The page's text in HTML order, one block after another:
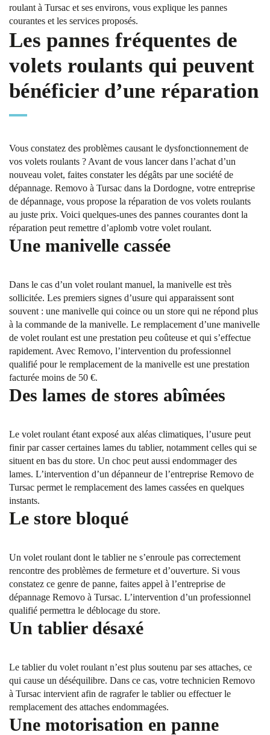
roulant à Tursac et ses environs, vous explique les pannes
courantes et les services proposés.
Les pannes fréquentes de
volets roulants qui peuvent
bénéficier d’une réparation
Vous constatez des problèmes causant le dysfonctionnement de
vos volets roulants ? Avant de vous lancer dans l’achat d’un
nouveau volet, faites constater les dégâts par une société de
dépannage. Removo à Tursac dans la Dordogne, votre entreprise
de dépannage, vous propose la réparation de vos volets roulants
au juste prix. Voici quelques-unes des pannes courantes dont la
réparation peut remettre d’aplomb votre volet roulant.
Une manivelle cassée
Dans le cas d’un volet roulant manuel, la manivelle est très
sollicitée. Les premiers signes d’usure qui apparaissent sont
souvent : une manivelle qui coince ou un store qui ne répond plus
à la commande de la manivelle. Le remplacement d’une manivelle
de volet roulant est une prestation peu coûteuse et qui s’effectue
rapidement. Avec Removo, l’intervention du professionnel
qualifié pour le remplacement de la manivelle est une prestation
facturée moins de 50 €.
Des lames de stores abîmées
Le volet roulant étant exposé aux aléas climatiques, l’usure peut
finir par casser certaines lames du tablier, notamment celles qui se
situent en bas du store. Un choc peut aussi endommager des
lames. L’intervention d’un dépanneur de l’entreprise Removo de
Tursac permet le remplacement des lames cassées en quelques
instants.
Le store bloqué
Un volet roulant dont le tablier ne s’enroule pas correctement
rencontre des problèmes de fermeture et d’ouverture. Si vous
constatez ce genre de panne, faites appel à l’entreprise de
dépannage Removo à Tursac. L’intervention d’un professionnel
qualifié permettra le déblocage du store.
Un tablier désaxé
Le tablier du volet roulant n’est plus soutenu par ses attaches, ce
qui cause un déséquilibre. Dans ce cas, votre technicien Removo
à Tursac intervient afin de ragrafer le tablier ou effectuer le
remplacement des attaches endommagées.
Une motorisation en panne